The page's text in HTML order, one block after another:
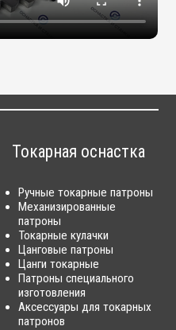
Токарная оснастка
Ручные токарные патроны
Механизированные
патроны
Токарные кулачки
Цанговые патроны
Цанги токарные
Патроны специального
изготовления
Аксессуары для токарных
патронов